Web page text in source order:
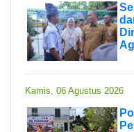
Kamis, 06 Agustus 2026